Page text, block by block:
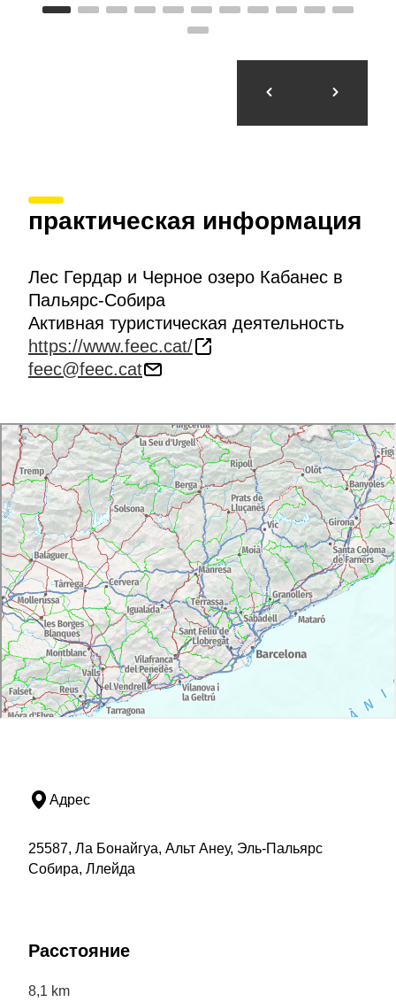
Валенсия.
FEEC. Контакт:
практическая информация
Лес Гердар и Черное озеро Кабанес в
Пальярс-Собира
Активная туристическая деятельность
https://www.feec.cat/
feec@feec.cat
Адрес
25587, Ла Бонайгуа, Альт Анеу, Эль-Пальярс
Собира, Ллейда
Расстояние
8,1 km